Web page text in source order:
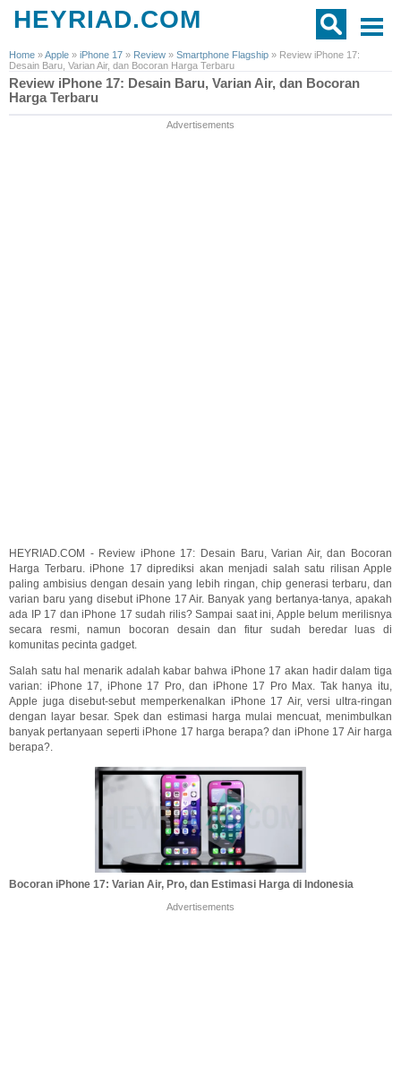
HEYRIAD.COM
Home »Apple » iPhone 17 » Review » Smartphone Flagship » Review iPhone 17:
Desain Baru, Varian Air, dan Bocoran Harga Terbaru
Review iPhone 17: Desain Baru, Varian Air, dan Bocoran
Harga Terbaru
Advertisements
HEYRIAD.COM - Review iPhone 17: Desain Baru, Varian Air, dan Bocoran
Harga Terbaru. iPhone 17 diprediksi akan menjadi salah satu rilisan Apple
paling ambisius dengan desain yang lebih ringan, chip generasi terbaru, dan
varian baru yang disebut iPhone 17 Air. Banyak yang bertanya-tanya, apakah
ada IP 17 dan iPhone 17 sudah rilis? Sampai saat ini, Apple belum merilisnya
secara resmi, namun bocoran desain dan fitur sudah beredar luas di
komunitas pecinta gadget.
Salah satu hal menarik adalah kabar bahwa iPhone 17 akan hadir dalam tiga
varian: iPhone 17, iPhone 17 Pro, dan iPhone 17 Pro Max. Tak hanya itu,
Apple juga disebut-sebut memperkenalkan iPhone 17 Air, versi ultra-ringan
dengan layar besar. Spek dan estimasi harga mulai mencuat, menimbulkan
banyak pertanyaan seperti iPhone 17 harga berapa? dan iPhone 17 Air harga
berapa?.
Bocoran iPhone 17: Varian Air, Pro, dan Estimasi Harga di Indonesia
Advertisements